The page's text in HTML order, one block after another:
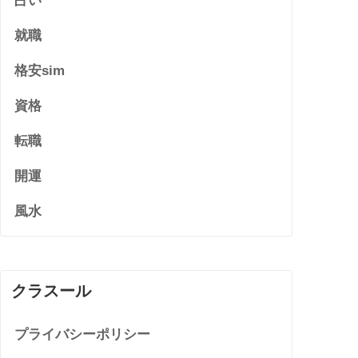
就職
格安sim
資格
転職
開運
風水
クラスール
プライバシーポリシー